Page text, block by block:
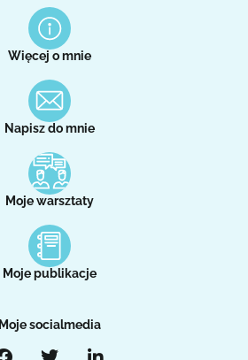
Więcej o mnie
Napisz do mnie
Moje warsztaty
Moje publikacje
Moje socialmedia